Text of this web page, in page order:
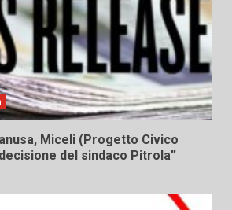
Miceli (Progetto Civico
del sindaco Pitrola”